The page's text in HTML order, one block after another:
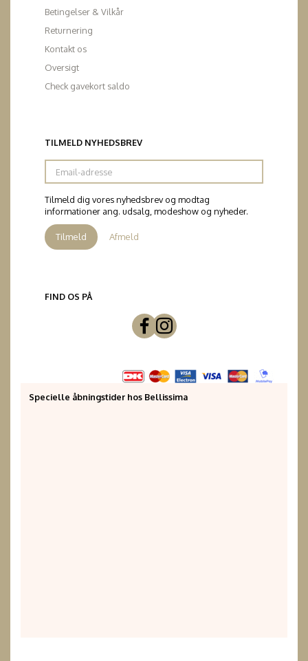
Betingelser & Vilkår
Returnering
Kontakt os
Oversigt
Check gavekort saldo
TILMELD NYHEDSBREV
Email-
adresse
Tilmeld dig vores nyhedsbrev og modtag
informationer ang. udsalg, modeshow og nyheder.
Tilmeld Afmeld
FIND OS PÅ
Specielle åbningstider hos Bellissima